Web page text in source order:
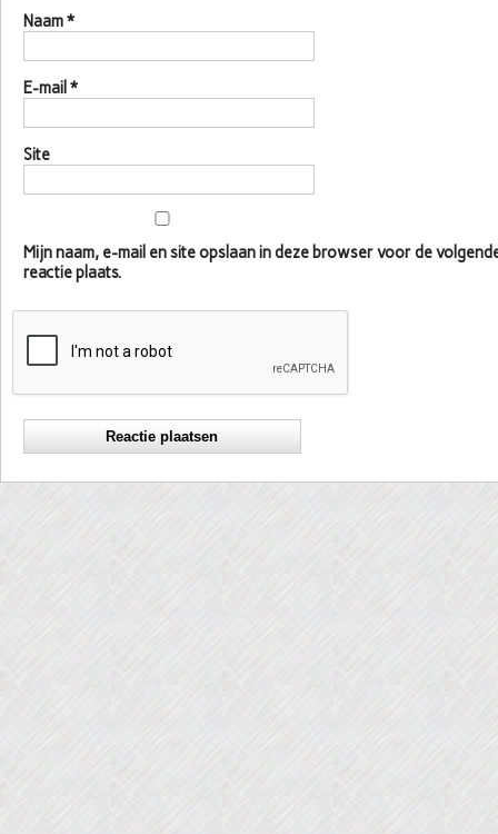
Naam*
E-mail *
Site
Mijn naam, e-mail en site opslaan in deze browser voor de
reactie plaats.